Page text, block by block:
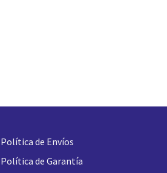
Política de Envíos
Política de Garantía